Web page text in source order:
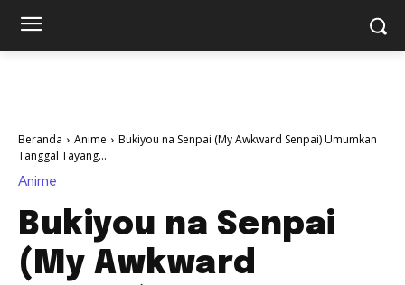
Beranda Anime
Bukiyou na Senpai (My Awkward Senpai) Umumkan
Tanggal Tayang...
Anime
Bukiyou na Senpai
(My Awkward